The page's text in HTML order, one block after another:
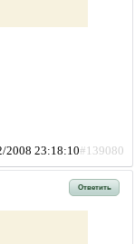
2008 23:18:10#139080
Ответить